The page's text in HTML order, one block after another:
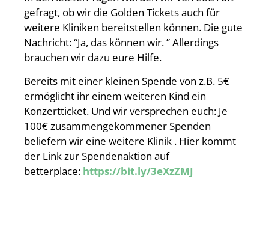
gefragt, ob wir die Golden Tickets auch für
weitere Kliniken bereitstellen können. Die gute
Nachricht: “Ja, das können wir. ” Allerdings
brauchen wir dazu eure Hilfe.
Bereits mit einer kleinen Spende von z.B. 5€
ermöglicht ihr einem weiteren Kind ein
Konzertticket. Und wir versprechen euch: Je
100€ zusammengekommener Spenden
beliefern wir eine weitere Klinik . Hier kommt
der Link zur Spendenaktion auf
betterplace: https://bit.ly/3eXzZMJ